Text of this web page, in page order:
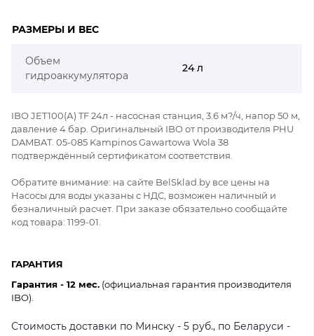
РАЗМЕРЫ И ВЕС
Объем
гидроаккумулятора
24 л
IBO JET100(А) TF 24л - насосная станция, 3.6 м?/ч, напор 50 м,
давление 4 бар. Оригинальный IBO от производителя PHU
DAMBAT. 05-085 Kampinos Gawartowa Wola 38
подтверждённый сертификатом соответствия.
Обратите внимание: на сайте BelSklad.by все цены на
Насосы для воды указаны с НДС, возможен наличный и
безналичный расчет. При заказе обязательно сообщайте
код товара: 1199-01.
ГАРАНТИЯ
Гарантия - 12 мес. (официальная гарантия производителя
IBO).
Стоимость доставки по Минску - 5 руб., по Беларуси -